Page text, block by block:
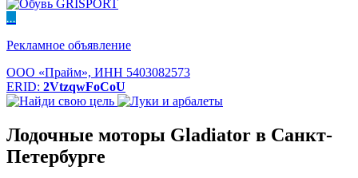
...
Рекламное объявление
ООО «Прайм», ИНН 5403082573
ERID: 2VtzqwFoCoU
Лодочные моторы Gladiator в Санкт-
Петербурге